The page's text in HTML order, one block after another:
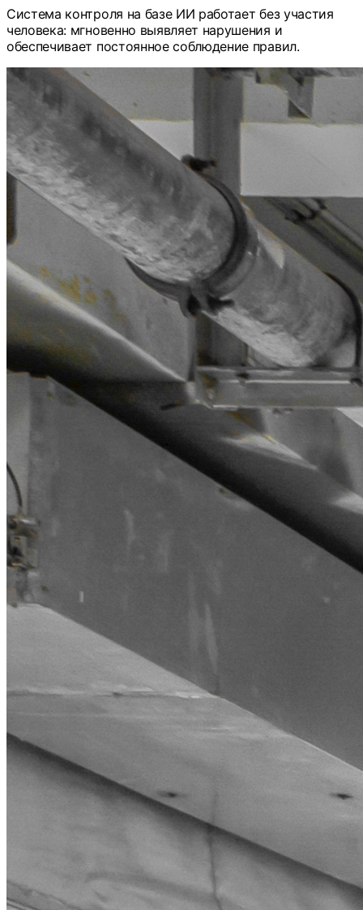
Система контроля на базе ИИ работает без участия
человека: мгновенно выявляет нарушения и
обеспечивает постоянное соблюдение правил.